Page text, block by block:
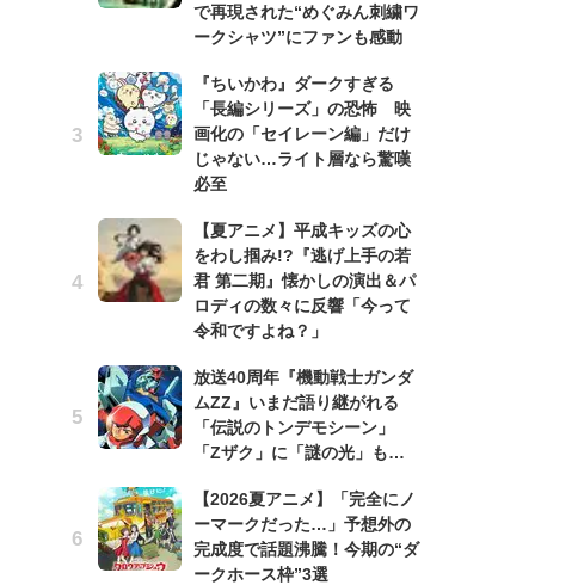
で再現された“めぐみん刺繍ワ
ークシャツ”にファンも感動
『ちいかわ』ダークすぎる
「長編シリーズ」の恐怖 映
画化の「セイレーン編」だけ
じゃない…ライト層なら驚嘆
必至
【夏アニメ】平成キッズの心
をわし掴み!?『逃げ上手の若
君 第二期』懐かしの演出＆パ
ロディの数々に反響「今って
令和ですよね？」
放送40周年『機動戦士ガンダ
ムZZ』いまだ語り継がれる
「伝説のトンデモシーン」
「Zザク」に「謎の光」も…
【2026夏アニメ】「完全にノ
ーマークだった…」予想外の
完成度で話題沸騰！今期の“ダ
ークホース枠”3選